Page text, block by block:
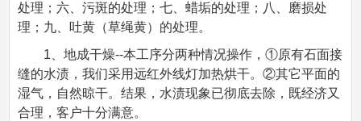
处理；六、污斑的处理；七、蜡垢的处理；八、磨损处
理；九、吐黄（草绳黄）的处理。
1、地成干燥--本工序分两种情况操作，①原有石面接
缝的水渍，我们采用远红外线灯加热烘干。②其它平面的
湿气，自然晾干。结果，水渍现象已彻底去除，既经济又
合理，客户十分满意。